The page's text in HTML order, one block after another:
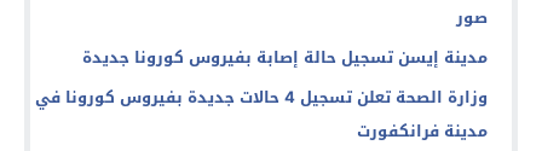
صور
مدينة إيسن تسجيل حالة إصابة بفيروس كورونا جديدة
وزارة الصحة تعلن تسجيل 4 حالات جديدة بفيروس كورونا في
مدينة فرانكفورت